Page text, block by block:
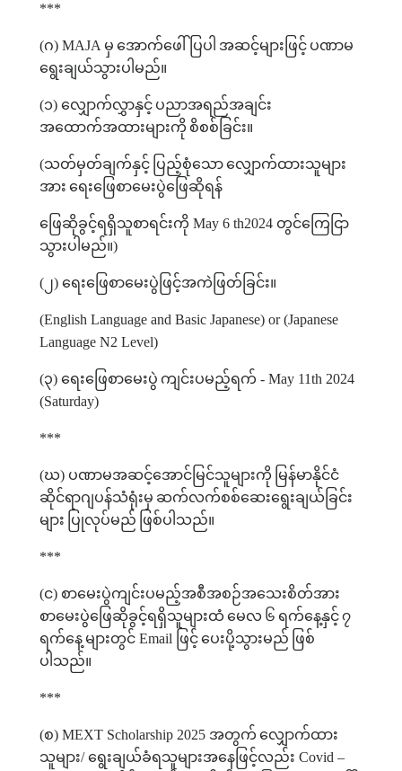
***
(ဂ) MAJA မှ အောက်ဖေါ်ပြပါ အဆင့်များဖြင့် ပဏာမ
ရွေးချယ်သွားပါမည်။
(၁)လျှောက်လွှာနှင့် ပညာအရည်အချင်း
အထောက်အထားများကို စိစစ်ခြင်း။
(သတ်မှတ်ချက်နှင့် ပြည့်စုံသော လျှောက်ထားသူများ
အား ရေးဖြေစာမေးပွဲဖြေဆိုရန်
ဖြေဆိုခွင့်ရရှိသူစာရင်းကို May 6 th2024 တွင်ကြေငြာ
သွားပါမည်။)
( ၂)ရေးဖြေစာမေးပွဲဖြင့်အကဲဖြတ်ခြင်း။
(English Language and Basic Japanese) or (Japanese
Language N2 Level)
(၃)ရေးဖြေစာမေးပွဲ ကျင်းပမည့်ရက် - May 11th 2024
(Saturday)
***
(ဃ) ပဏာမအဆင့်အောင်မြင်သူများကို မြန်မာနိုင်ငံ
ဆိုင်ရာဂျပန်သံရုံးမှ ဆက်လက်စစ်ဆေးရွေးချယ်ခြင်း
များ ပြုလုပ်မည် ဖြစ်ပါသည်။
***
(င) စာမေးပွဲကျင်းပမည့်အစီအစဉ်အသေးစိတ်အား
စာမေးပွဲဖြေဆိုခွင့်ရရှိသူများထံ မေလ ၆ ရက်နေ့နှင့် ၇
ရက်နေ့ များတွင် Email ဖြင့် ပေးပို့သွားမည် ဖြစ်
ပါသည်။
***
(စ) MEXT Scholarship 2025 အတွက် လျှောက်ထား
သူများ/ရွေးချယ်ခံရသူများအနေဖြင့်လည်း Covid –